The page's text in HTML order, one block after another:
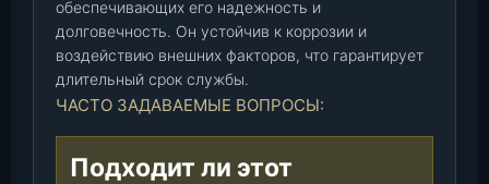
D
E
L
обеспечивающих его надежность и
долговечность. Он устойчив к коррозии и
воздействию внешних факторов, что гарантирует
длительный срок службы.
ЧАСТО ЗАДАВАЕМЫЕ ВОПРОСЫ:
Подходит ли этот